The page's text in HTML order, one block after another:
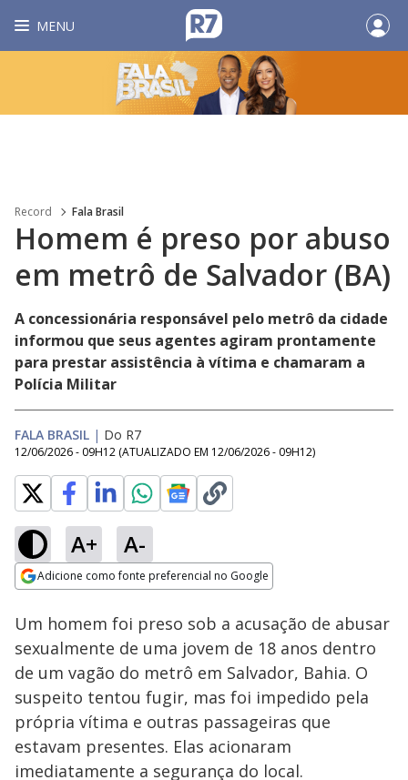
MENU
Record Fala Brasil
Homem é preso por abuso
em metrô de Salvador (BA)
A concessionária responsável pelo metrô da cidade
informou que seus agentes agiram prontamente
para prestar assistência à vítima e chamaram a
Polícia Militar
FALA BRASIL | Do R7
12/06/2026 - 09H12 (ATUALIZADO EM 12/06/2026 - 09H12)
A+ A-
Adicione como fonte preferencial no Google
Ativar
100.00%
Um homem foi preso sob a acusação de abusar
sexualmente de uma jovem de 18 anos dentro
de um vagão do metrô em Salvador, Bahia. O
suspeito tentou fugir, mas foi impedido pela
própria vítima e outras passageiras que
estavam presentes. Elas acionaram
imediatamente a segurança do local.